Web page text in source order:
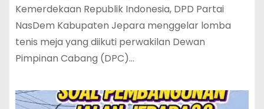
Kemerdekaan Republik Indonesia, DPD Partai
NasDem Kabupaten Jepara menggelar lomba
tenis meja yang diikuti perwakilan Dewan
Pimpinan Cabang (DPC)…